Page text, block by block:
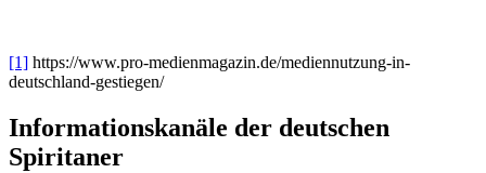
[1] https://www.pro-medienmagazin.de/mediennutzung-in-
deutschland-gestiegen/
Informationskanäle der deutschen
Spiritaner